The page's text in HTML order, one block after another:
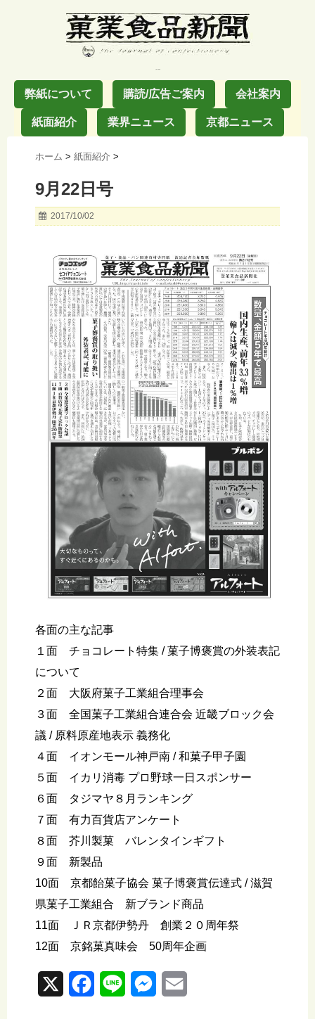
弊紙について 購読/広告ご案内 会社案内
紙面紹介 業界ニュース 京都ニュース
ホーム > 紙面紹介 >
9月22日号
2017/10/02
各面の主な記事
１面 チョコレート特集 / 菓子博褒賞の外装表記
について
２面 大阪府菓子工業組合理事会
３面 全国菓子工業組合連合会 近畿ブロック会
議 / 原料原産地表示 義務化
４面 イオンモール神戸南 / 和菓子甲子園
５面 イカリ消毒 プロ野球一日スポンサー
６面 タジマヤ８月ランキング
７面 有力百貨店アンケート
８面 芥川製菓 バレンタインギフト
９面 新製品
10面 京都飴菓子協会 菓子博褒賞伝達式 / 滋賀
県菓子工業組合 新ブランド商品
11面 ＪＲ京都伊勢丹 創業２０周年祭
12面 京銘菓真味会 50周年企画